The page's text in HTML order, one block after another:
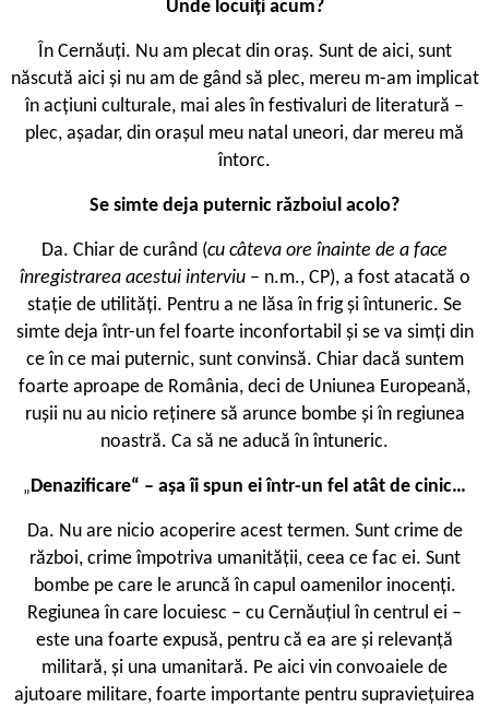
Unde locuiți acum?
În Cernăuți. Nu am plecat din oraș. Sunt de aici, sunt
născută aici și nu am de gând să plec, mereu m-am implicat
în acțiuni culturale, mai ales în festivaluri de literatură –
plec, așadar, din orașul meu natal uneori, dar mereu mă
întorc.
Se simte deja puternic războiul acolo?
Da. Chiar de curând (cu câteva ore înainte de a face
înregistrarea acestui interviu – n.m., CP), a fost atacată o
stație de utilități. Pentru a ne lăsa în frig și întuneric. Se
simte deja într-un fel foarte inconfortabil și se va simți din
ce în ce mai puternic, sunt convinsă. Chiar dacă suntem
foarte aproape de România, deci de Uniunea Europeană,
rușii nu au nicio reținere să arunce bombe și în regiunea
noastră. Ca să ne aducă în întuneric.
„Denazificare“ – așa îi spun ei într-un fel atât de cinic…
Da. Nu are nicio acoperire acest termen. Sunt crime de
război, crime împotriva umanității, ceea ce fac ei. Sunt
bombe pe care le aruncă în capul oamenilor inocenți.
Regiunea în care locuiesc – cu Cernăuțiul în centrul ei –
este una foarte expusă, pentru că ea are și relevanță
militară, și una umanitară. Pe aici vin convoaiele de
ajutoare militare, foarte importante pentru supraviețuirea